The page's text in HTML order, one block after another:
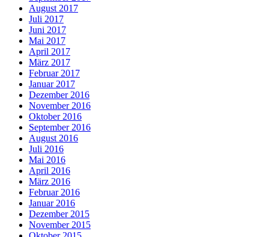
August 2017
Juli 2017
Juni 2017
Mai 2017
April 2017
März 2017
Februar 2017
Januar 2017
Dezember 2016
November 2016
Oktober 2016
September 2016
August 2016
Juli 2016
Mai 2016
April 2016
März 2016
Februar 2016
Januar 2016
Dezember 2015
November 2015